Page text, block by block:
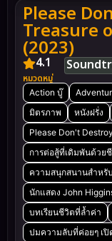
Please
Treasure
(2023)
4.1
หมวดหมู่
Action บู๊
มิตรภาพ
หนังฝรั่ง
Please Don't
การต่อสู้ที่เดิมพันด้วย
ความสนุกสนานสำหรั
นักแสดง John
บทเรียนชีวิตที่ล้ำค่า
ปมความลับที่ค่อยๆ เปิ